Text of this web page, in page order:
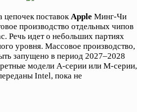
поставокApple Минг-Чи
производство отдельных чипов
Речь идет о небольших партиях
уровня. Массовое производство,
запущено в период 2027–2028
модели A-серии или M-серии,
Intel, пока не